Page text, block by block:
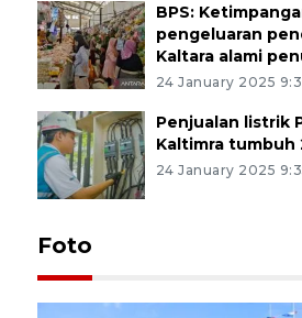
BPS:
pengeluaran
Kaltara alami
24 January 2025
Penjualan listrik
Kaltimra tumbuh
24 January 2025
Foto